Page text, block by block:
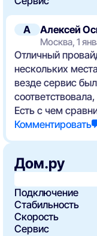
А Алексей
Москва, 1
Отличный
нескольких
везде сервис
Есть с чем
Комментировать
Дом.ру
Подключение
Стабильность
Скорость
Сервис